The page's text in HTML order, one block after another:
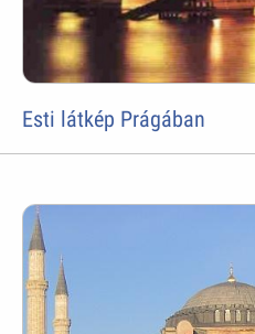
Esti látkép Prágában